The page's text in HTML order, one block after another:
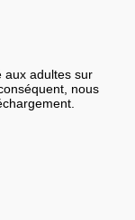
aux adultes sur
nous